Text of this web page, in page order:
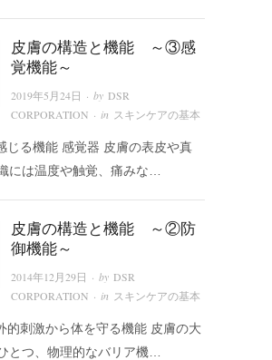
皮膚の構造と機能 ～③感
覚機能～
2019年5月24日 · by DSR
CORPORATION · in スキンケアの基本
る機能 感覚器 皮膚の表皮や真
には温度や触覚、痛みな…
皮膚の構造と機能 ～②防
御機能～
2014年12月29日 · by DSR
CORPORATION · in スキンケアの基本
刺激から体を守る機能 皮膚の大
とつ、物理的なバリア機…